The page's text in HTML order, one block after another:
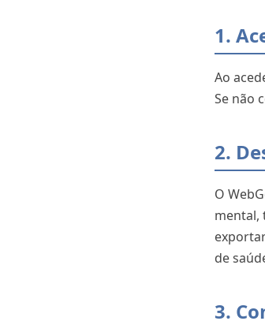
1.
Ao
Se não
2.
O
mental,
de
3.